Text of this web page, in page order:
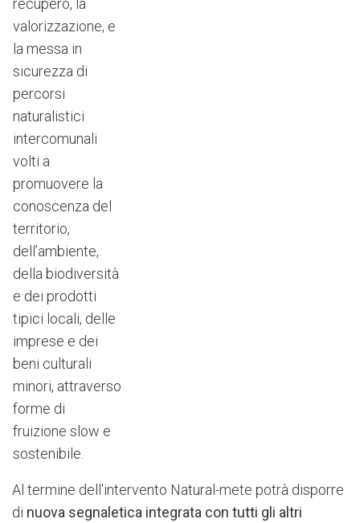
recupero, la
valorizzazione, e
la messa in
sicurezza di
percorsi
naturalistici
intercomunali
volti a
promuovere la
conoscenza del
territorio,
dell’ambiente,
della biodiversità
e dei prodotti
tipici locali, delle
imprese e dei
beni culturali
minori, attraverso
forme di
fruizione slow e
sostenibile.
Al termine dell'intervento Natural-mete potrà disporre
di nuova segnaletica integrata con tutti gli altri